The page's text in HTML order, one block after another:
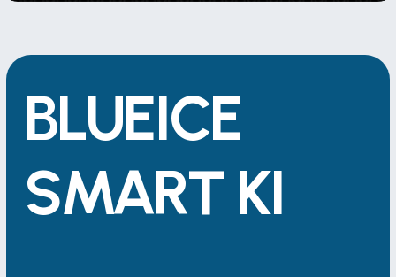
BLUEICE
SMART KI